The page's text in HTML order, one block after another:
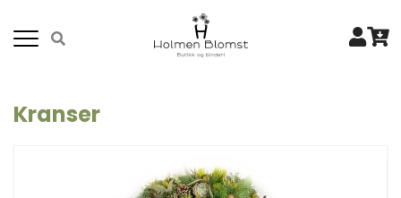
Kranser